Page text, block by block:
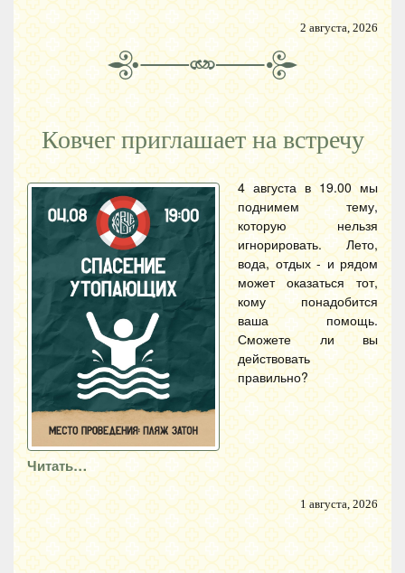
2 августа, 2026
Ковчег приглашает на встречу
4 августа в 19.00 мы
поднимем тему,
которую нельзя
игнорировать. Лето,
вода, отдых - и рядом
может оказаться тот,
кому понадобится
ваша помощь.
Сможете ли вы
действовать
правильно?
Читать…
1 августа, 2026